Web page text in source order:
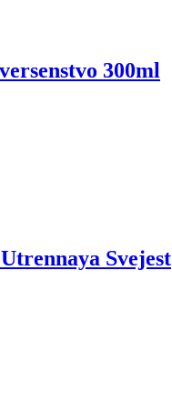
300ml
Svejest